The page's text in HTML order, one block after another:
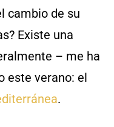
cambio de su
Existe una
– me ha
este verano: el
.